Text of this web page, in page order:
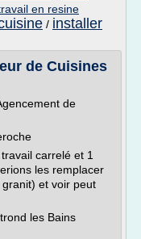
en resine
/ installer
de Cuisines
de
carrelé et 1
les remplacer
et voir peut
les Bains